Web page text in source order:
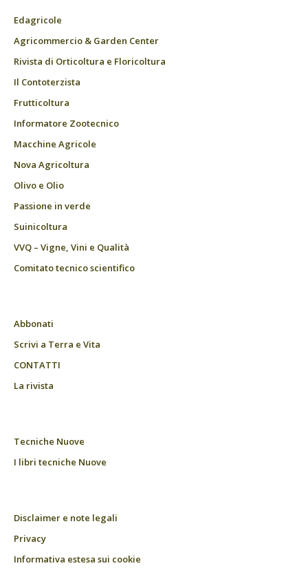
Edagricole
Agricommercio & Garden Center
Rivista di Orticoltura e Floricoltura
Il Contoterzista
Frutticoltura
Informatore Zootecnico
Macchine Agricole
Nova Agricoltura
Olivo e Olio
Passione in verde
Suinicoltura
VVQ – Vigne, Vini e Qualità
Comitato tecnico scientifico
Abbonati
Scrivi a Terra e Vita
CONTATTI
La rivista
Tecniche Nuove
I libri tecniche Nuove
Disclaimer e note legali
Privacy
Informativa estesa sui cookie